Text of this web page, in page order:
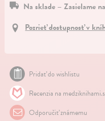
Na sklade – Zasielame
Pozrieť dostupnosť v
Pridať do wishlistu
Recenzia na
Odporučiť známemu